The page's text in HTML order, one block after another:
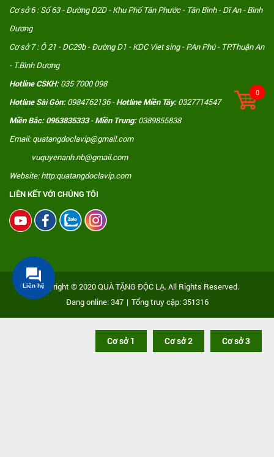
Cơ sở 6 : Số 63 - Đường D2D - Khu Phố Tân Phước - Tân Bình - Dĩ An - Bình
Dương
Cơ sở 7 : Ô 21 - DC29b - Đường D1 - KDC Viet sing - P.An Phú - TP.Thuận An
- T.Bình Dương
Hotline CSKH:035 7000 098
Hotline Sài Gòn:0984762136 -Hotline Miền Tây:0327714547
Miền Bắc: 0963835333-Miền Trung:0389855838
Email: quatangdoclavip@gmail.com
vuquyenanh.nb@gmail.com
Website: http:quatangdoclavip.com
LIÊN KẾT VỚI CHÚNG TÔI
Copyright © 2020 QUÀ TẶNG ĐỘC LẠ. All Rights Reserved.
Đang online: 347 | Tổng truy cập: 351316
Cơ sở 1 Cơ sở 2 Cơ sở 3
Liên hệ
0